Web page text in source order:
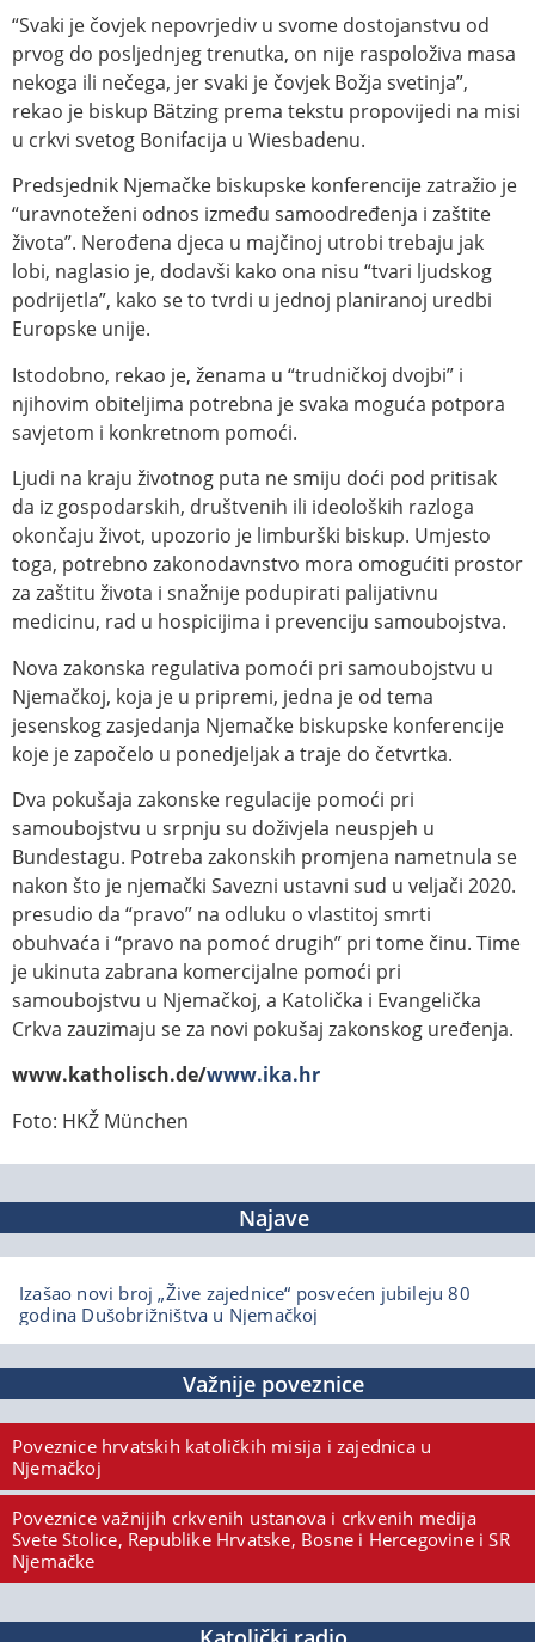
“Svaki je čovjek nepovrjediv u svome dostojanstvu od
prvog do posljednjeg trenutka, on nije raspoloživa masa
nekoga ili nečega, jer svaki je čovjek Božja svetinja”,
rekao je biskup Bätzing prema tekstu propovijedi na misi
u crkvi svetog Bonifacija u Wiesbadenu.
Predsjednik Njemačke biskupske konferencije zatražio je
“uravnoteženi odnos između samoodređenja i zaštite
života”. Nerođena djeca u majčinoj utrobi trebaju jak
lobi, naglasio je, dodavši kako ona nisu “tvari ljudskog
podrijetla”, kako se to tvrdi u jednoj planiranoj uredbi
Europske unije.
Istodobno, rekao je, ženama u “trudničkoj dvojbi” i
njihovim obiteljima potrebna je svaka moguća potpora
savjetom i konkretnom pomoći.
Ljudi na kraju životnog puta ne smiju doći pod pritisak
da iz gospodarskih, društvenih ili ideoloških razloga
okončaju život, upozorio je limburški biskup. Umjesto
toga, potrebno zakonodavnstvo mora omogućiti prostor
za zaštitu života i snažnije podupirati palijativnu
medicinu, rad u hospicijima i prevenciju samoubojstva.
Nova zakonska regulativa pomoći pri samoubojstvu u
Njemačkoj, koja je u pripremi, jedna je od tema
jesenskog zasjedanja Njemačke biskupske konferencije
koje je započelo u ponedjeljak a traje do četvrtka.
Dva pokušaja zakonske regulacije pomoći pri
samoubojstvu u srpnju su doživjela neuspjeh u
Bundestagu. Potreba zakonskih promjena nametnula se
nakon što je njemački Savezni ustavni sud u veljači 2020.
presudio da “pravo” na odluku o vlastitoj smrti
obuhvaća i “pravo na pomoć drugih” pri tome činu. Time
je ukinuta zabrana komercijalne pomoći pri
samoubojstvu u Njemačkoj, a Katolička i Evangelička
Crkva zauzimaju se za novi pokušaj zakonskog uređenja.
www.katholisch.de/www.ika.hr
Foto: HKŽ München
Najave
Izašao novi broj „Žive zajednice“ posvećen jubileju 80
godina Dušobrižništva u Njemačkoj
Važnije poveznice
Poveznice hrvatskih katoličkih misija i zajednica u
Njemačkoj
Poveznice važnijih crkvenih ustanova i crkvenih medija
Svete Stolice, Republike Hrvatske, Bosne i Hercegovine i SR
Njemačke